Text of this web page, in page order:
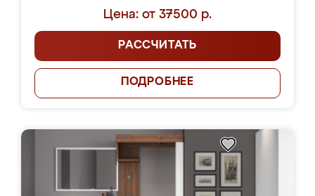
Цена: от 37500 р.
РАССЧИТАТЬ
ПОДРОБНЕЕ